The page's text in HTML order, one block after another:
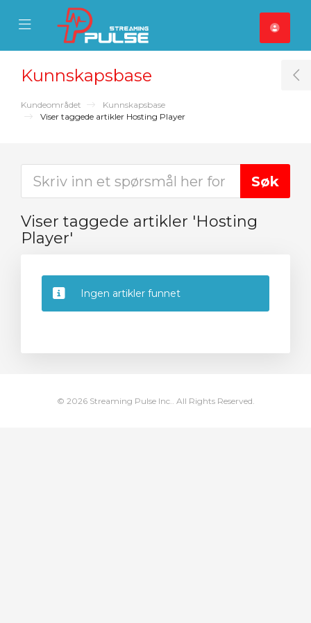
Mobile Menu
Mobile Menu
Kunnskapsbase
Kundeområdet
Kunnskapsbase
Viser taggede artikler Hosting Player
Viser taggede artikler 'Hosting
Player'
Ingen artikler funnet
© 2026 Streaming Pulse Inc.. All Rights Reserved.